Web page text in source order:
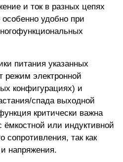
и ток в разных цепях
удобно при
питания указанных
режим электронной
конфигурациях) и
спада выходной
критически важна
ёмкостной или индуктивной
сопротивления, так как
напряжения.